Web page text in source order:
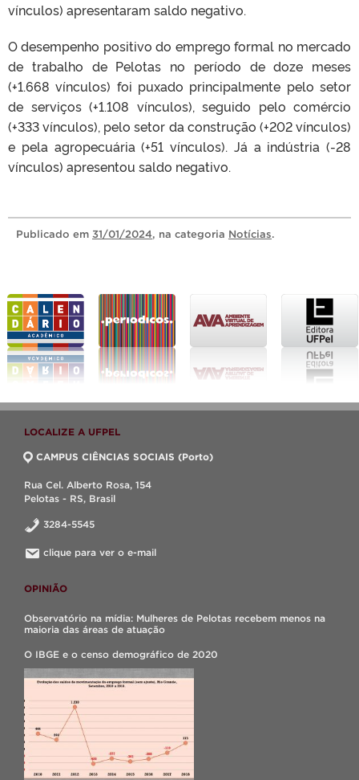
vínculos) apresentaram saldo negativo.
O desempenho positivo do emprego formal no mercado
de trabalho de Pelotas no período de doze meses
(+1.668 vínculos) foi puxado principalmente pelo setor
de serviços (+1.108 vínculos), seguido pelo comércio
(+333 vínculos), pelo setor da construção (+202 vínculos)
e pela agropecuária (+51 vínculos). Já a indústria (-28
vínculos) apresentou saldo negativo.
Publicado em 31/01/2024, na categoria Notícias.
LOCALIZE A UFPEL
CAMPUS CIÊNCIAS SOCIAIS (Porto)
Rua Cel. Alberto Rosa, 154
Pelotas - RS, Brasil
3284-5545
clique para ver o e-mail
OPINIÃO
Observatório na mídia: Mulheres de Pelotas recebem menos na
maioria das áreas de atuação
O IBGE e o censo demográfico de 2020